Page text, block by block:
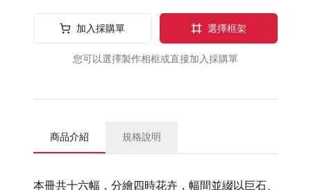
加入採購單 選擇框架
您可以選擇製作相框或直接加入採購單
商品介紹 規格說明
本冊共十六幅，分繪四時花卉，幅間並綴以巨石、